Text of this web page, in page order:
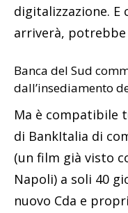
digitalizzazione. E
arriverà, potrebbe
Banca del Sud
dall’insediamento
Ma è compatibile
di BankItalia di
(un film già visto
Napoli) a soli 40
nuovo Cda e